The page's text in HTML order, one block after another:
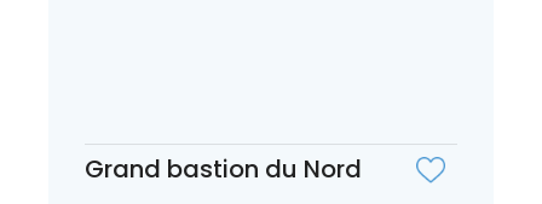
Grand bastion du Nord